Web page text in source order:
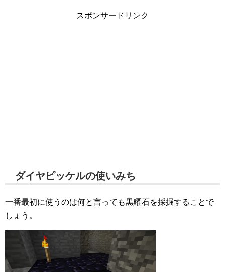
スポンサードリンク
ダイヤピッケルの使いみち
一番最初に使うのは何と言っても黒曜石を採掘することで
しょう。